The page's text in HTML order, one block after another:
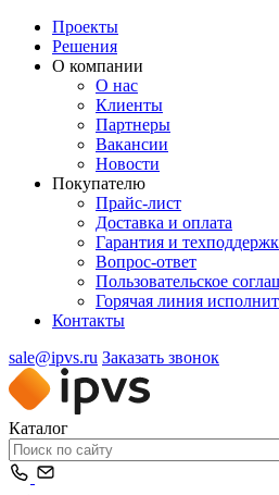
Проекты
Решения
О компании
О нас
Клиенты
Партнеры
Вакансии
Новости
Покупателю
Прайс-лист
Доставка и оплата
Гарантия и
Вопрос-ответ
Пользовательское
Горячая линия
Контакты
sale@ipvs.ru Заказать звонок
Каталог